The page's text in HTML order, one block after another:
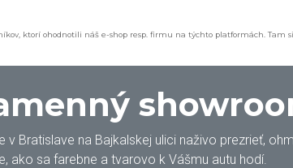
ktorí ohodnotili náš e-shop resp. firmu na týchto platformách. Tam
na Bajkalskej ulici naživo prezrieť,
ako sa farebne a tvarovo k Vášmu autu hodí.